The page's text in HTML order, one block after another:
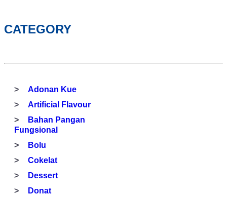
CATEGORY
Adonan Kue
Artificial Flavour
Bahan Pangan
Fungsional
Bolu
Cokelat
Dessert
Donat